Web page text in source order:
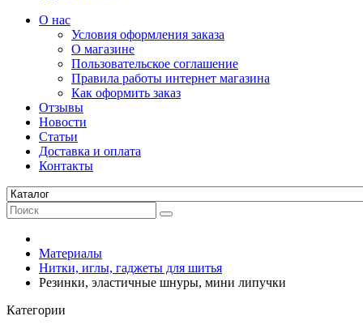
О нас
Условия оформления заказа
О магазине
Пользовательское соглашение
Правила работы интернет магазина
Как оформить заказ
Отзывы
Новости
Статьи
Доставка и оплата
Контакты
Материалы
Нитки, иглы, гаджеты для шитья
Резинки, эластичные шнуры, мини липучки
Категории